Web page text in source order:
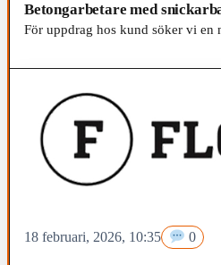
Betongarbetare med
För uppdrag hos kund söker vi en
18 februari, 2026, 10:35 0